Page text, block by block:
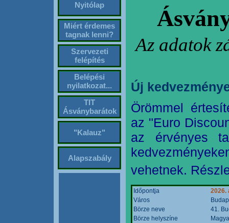
Nyitólap
Miért érdemes
tagnak lenni?
Szervezeti
felépítés
Belépési
nyilatkozat...
TIT
Ásványbarátok
"Kalauz"
Alapszabály
Az adatok
Új
Örömmel
az "Euro
az érvényes
vehetnek.
Időpontja
2026.
Város
Börze neve
41.
Börze helyszíne